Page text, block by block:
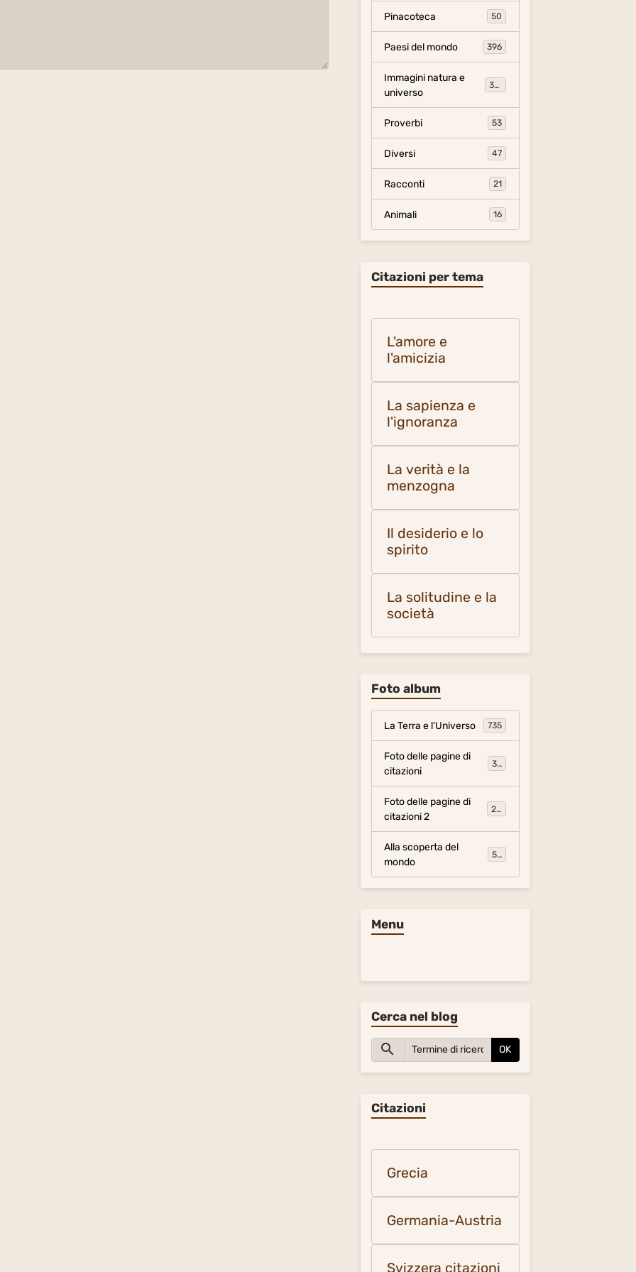
Pinacoteca 50
Paesi del mondo 396
Immagini natura e
universo
306
Proverbi 53
Diversi 47
Racconti 21
Animali 16
Citazioni per tema
L'amore e
l'amicizia
La sapienza e
l'ignoranza
La verità e la
menzogna
Il desiderio e lo
spirito
La solitudine e la
società
Foto album
La Terra e l'Universo 735
Foto delle pagine di
citazioni
317
Foto delle pagine di
citazioni 2
281
Alla scoperta del
mondo
54
Menu
Cerca nel blog
OK
Citazioni
Grecia
Germania-Austria
Svizzera citazioni